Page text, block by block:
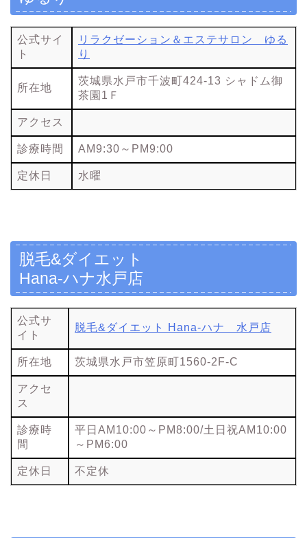
公式サイ
ト
リラクゼーション＆エステサロン ゆる
り
所在地
茨城県水戸市千波町424-13 シャドム御
茶園1Ｆ
アクセス
診療時間 AM9:30～PM9:00
定休日 水曜
脱毛&ダイエット
Hana-ハナ水戸店
公式サ
イト
脱毛&ダイエット Hana-ハナ 水戸店
所在地 茨城県水戸市笠原町1560-2F-C
アクセ
ス
診療時
間
平日AM10:00～PM8:00/土日祝AM10:00
～PM6:00
定休日 不定休